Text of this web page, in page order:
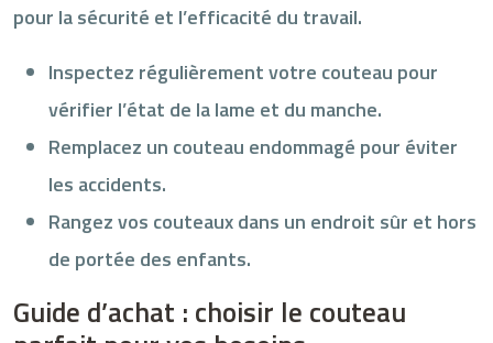
pour la sécurité et l’efficacité du travail.
Inspectez régulièrement votre couteau pour
vérifier l’état de la lame et du manche.
Remplacez un couteau endommagé pour éviter
les accidents.
Rangez vos couteaux dans un endroit sûr et hors
de portée des enfants.
Guide d’achat : choisir le couteau